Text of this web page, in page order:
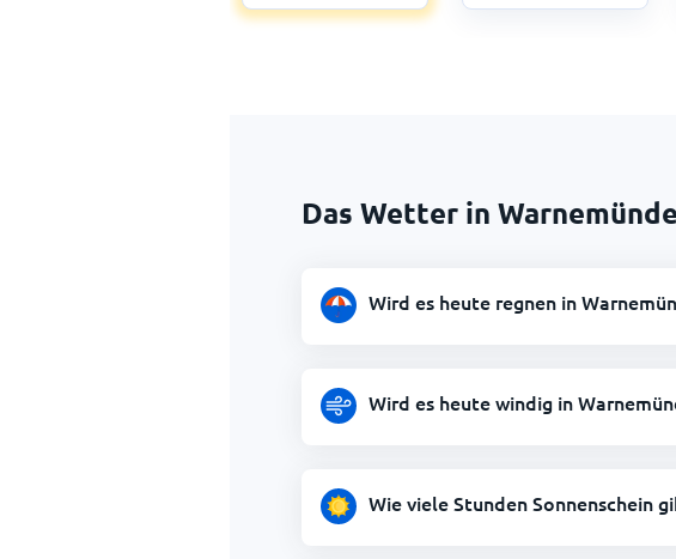
Das Wetter in
Wird es heute regnen in
Wird es heute windig in
Wie viele Stunden Sonnenschein